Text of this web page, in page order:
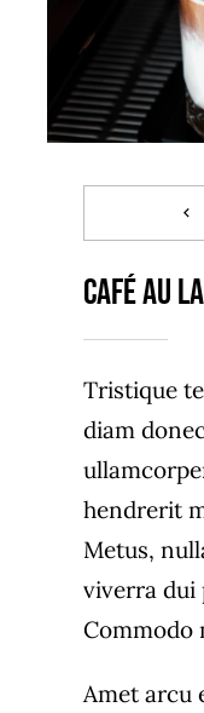
Café Au
Tristique
diam
hendrerit
Metus,
viverra dui
Commodo
Amet arcu